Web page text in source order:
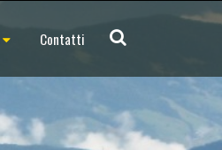
Contatti